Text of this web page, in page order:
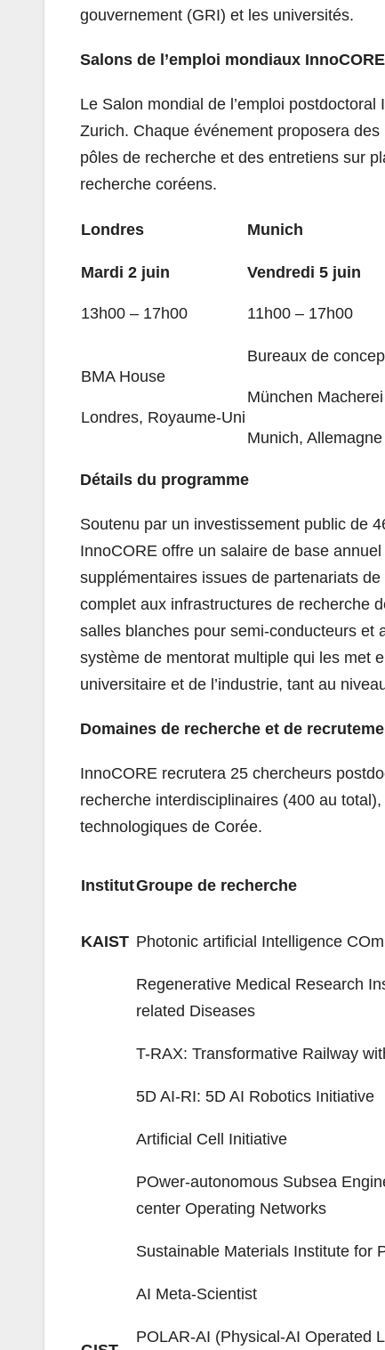
gouvernement (GRI) et les universités.
Salons de l’emploi mondiaux
Le Salon mondial de l’emploi
Zurich. Chaque événement proposera
pôles de recherche et des entretiens sur
recherche coréens.
Londres Munich
Mardi 2 juin
13h00 – 17h00
Vendredi 5 juin
11h00 – 17h00
BMA House
Londres, Royaume-Uni
Bureaux de
München Macherei
Munich, Allemagne
Détails du programme
Soutenu par un investissement public de
InnoCORE offre un salaire de base
supplémentaires issues de partenariats
complet aux infrastructures de recherche
salles blanches pour semi-conducteurs et
système de mentorat multiple qui les met
universitaire et de l’industrie, tant au
Domaines de recherche et de
InnoCORE recrutera 25 chercheurs
recherche interdisciplinaires (400 au
technologiques de Corée.
InstitutGroupe de recherche
KAIST Photonic artificial Intelligence
Regenerative Medical Research
related Diseases
T-RAX: Transformative Railway
5D AI-RI: 5D AI Robotics Initiative
Artificial Cell Initiative
POwer-autonomous Subsea
center Operating Networks
Sustainable Materials Institute for
AI Meta-Scientist
POLAR-AI (Physical-AI Operated